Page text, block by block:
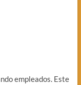
empleados. Este